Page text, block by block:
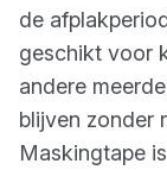
de
geschikt voor
andere
blijven zonder
Maskingtape